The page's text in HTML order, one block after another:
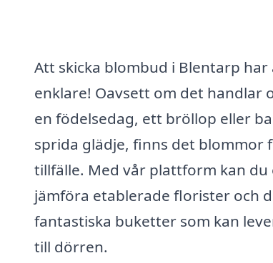
Att skicka blombud i Blentarp
enklare! Oavsett om det handlar
en födelsedag, ett bröllop eller
sprida glädje, finns det blommor
tillfälle. Med vår plattform kan du
jämföra etablerade florister och
fantastiska buketter som kan
till dörren.